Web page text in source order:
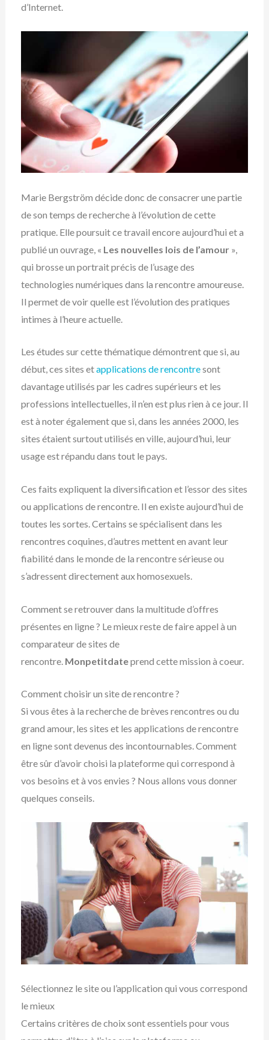
d’Internet.
Marie Bergström décide donc de consacrer une partie
de son temps de recherche à l’évolution de cette
pratique. Elle poursuit ce travail encore aujourd’hui et a
publié un ouvrage, « Les nouvelles lois de l’amour»,
qui brosse un portrait précis de l’usage des
technologies numériques dans la rencontre amoureuse.
Il permet de voir quelle est l’évolution des pratiques
intimes à l’heure actuelle.
Les études sur cette thématique démontrent que si, au
début, ces sites etapplications de rencontresont
davantage utilisés par les cadres supérieurs et les
professions intellectuelles, il n’en est plus rien à ce jour. Il
est à noter également que si, dans les années 2000, les
sites étaient surtout utilisés en ville, aujourd’hui, leur
usage est répandu dans tout le pays.
Ces faits expliquent la diversification et l’essor des sites
ou applications de rencontre. Il en existe aujourd’hui de
toutes les sortes. Certains se spécialisent dans les
rencontres coquines, d’autres mettent en avant leur
fiabilité dans le monde de la rencontre sérieuse ou
s’adressent directement aux homosexuels.
Comment se retrouver dans la multitude d’offres
présentes en ligne ? Le mieux reste de faire appel à un
comparateur de sites de
rencontre. Monpetitdateprend cette mission à coeur.
Comment choisir un site de rencontre ?
Si vous êtes à la recherche de brèves rencontres ou du
grand amour, les sites et les applications de rencontre
en ligne sont devenus des incontournables. Comment
être sûr d’avoir choisi la plateforme qui correspond à
vos besoins et à vos envies ? Nous allons vous donner
quelques conseils.
Sélectionnez le site ou l’application qui vous correspond
le mieux
Certains critères de choix sont essentiels pour vous